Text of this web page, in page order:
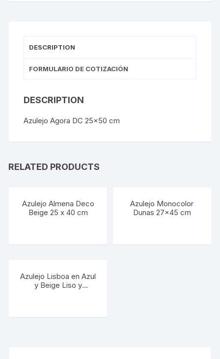
DESCRIPTION
FORMULARIO DE COTIZACIÓN
DESCRIPTION
Azulejo Agora DC 25×50 cm
RELATED PRODUCTS
Azulejo Almena Deco
Beige 25 x 40 cm
Azulejo Monocolor
Dunas 27×45 cm
Azulejo Lisboa en Azul
y Beige Liso y